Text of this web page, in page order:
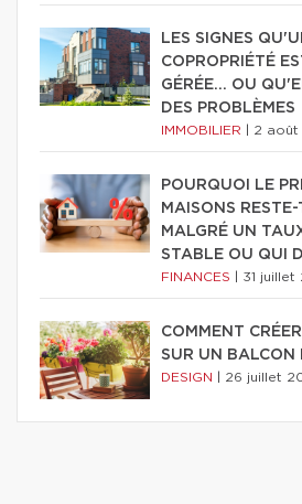
LES SIGNES
COPROPRIÉTÉ
GÉRÉE… OU
DES PROBLÈMES
IMMOBILIER 2 août
POURQUOI LE
MAISONS
MALGRÉ UN
STABLE OU QUI
FINANCES 31 juillet
COMMENT
SUR UN BALCON
DESIGN 26 juillet